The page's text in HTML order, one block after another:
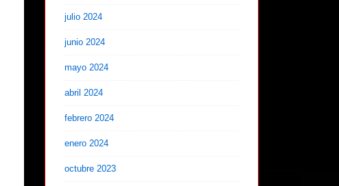
julio 2024
junio 2024
mayo 2024
abril 2024
febrero 2024
enero 2024
octubre 2023